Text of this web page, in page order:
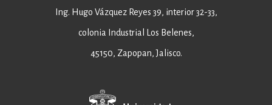
Ing. Hugo Vázquez Reyes 39, interior 32-33,
colonia Industrial Los Belenes,
45150, Zapopan, Jalisco.